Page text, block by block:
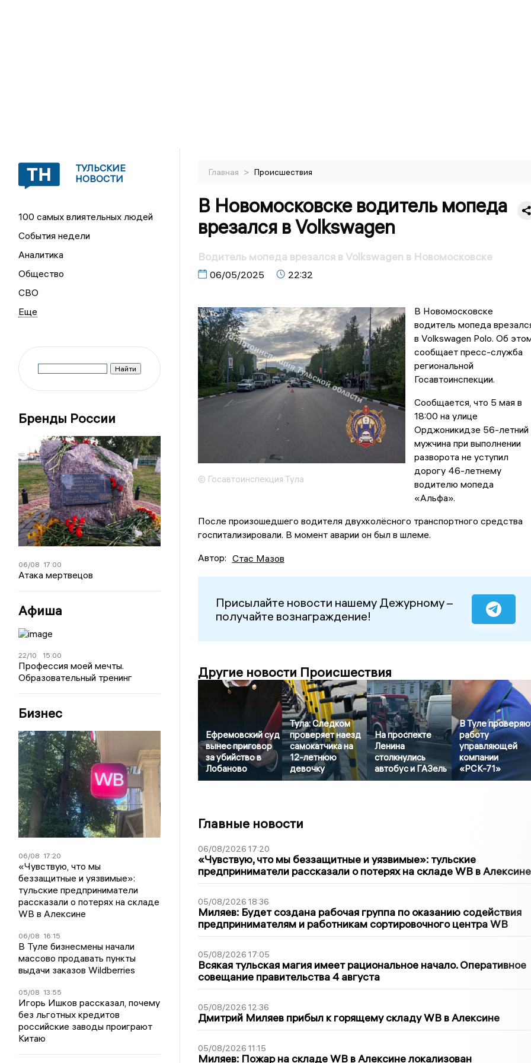
ТУЛЬСКИЕ
НОВОСТИ
100 самых влиятельных людей
События недели
Аналитика
Общество
СВО
Бренды России
06/08 17:00
Атака мертвецов
Афиша
22/10 15:00
Профессия моей мечты.
Образовательный тренинг
Бизнес
06/08 17:20
«Чувствую, что мы
беззащитные и уязвимые»:
тульские предприниматели
рассказали о потерях на складе
WB в Алексине
06/08 16:15
В Туле бизнесмены начали
массово продавать пункты
выдачи заказов Wildberries
05/08 13:55
Игорь Ишков рассказал, почему
без льготных кредитов
российские заводы проиграют
Китаю
Главная > Происшествия
В Новомосковске водитель мопеда
врезался в Volkswagen
Водитель мопеда врезался в Volkswagen в Новомосковске
06/05/2025 22:32
© Госавтоинспекция Тула
В Новомосковске
водитель мопеда
в Volkswagen Polo. Об
сообщает пресс-служба
региональной
Госавтоинспекции.
Сообщается, что 5 мая в
18:00 на улице
Орджоникидзе 56-летний
мужчина при выполнении
разворота не уступил
дорогу 46-летнему
водителю мопеда
«Альфа».
После произошедшего водителя двухколёсного транспортного средства
госпитализировали. В момент аварии он был в шлеме.
Автор: Стас Мазов
Присылайте новости нашему Дежурному –
получайте вознаграждение!
Другие новости Происшествия
Ефремовский суд
вынес приговор
за убийство в
Лобаново
Тула: Следком
проверяет наезд
самокатчика на
12-летнюю
девочку
На проспекте
Ленина
столкнулись
автобус и ГАЗель
В Туле
работу
управляющей
компании
«РСК-71»
Главные новости
06/08/2026 17:20
«Чувствую, что мы беззащитные и уязвимые»: тульские
предприниматели рассказали о потерях на складе WB в Алексине
05/08/2026 18:36
Миляев: Будет создана рабочая группа по оказанию содействия
предпринимателям и работникам сортировочного центра WB
05/08/2026 17:05
Всякая тульская магия имеет рациональное начало. Оперативное
совещание правительства 4 августа
05/08/2026 12:36
Дмитрий Миляев прибыл к горящему складу WB в Алексине
05/08/2026 11:15
Миляев: Пожар на складе WB в Алексине локализован